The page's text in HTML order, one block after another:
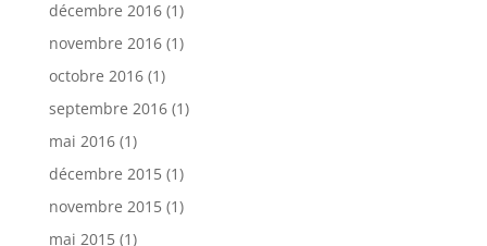
décembre 2016(1)
novembre 2016(1)
octobre 2016(1)
septembre 2016(1)
mai 2016(1)
décembre 2015(1)
novembre 2015(1)
mai 2015(1)